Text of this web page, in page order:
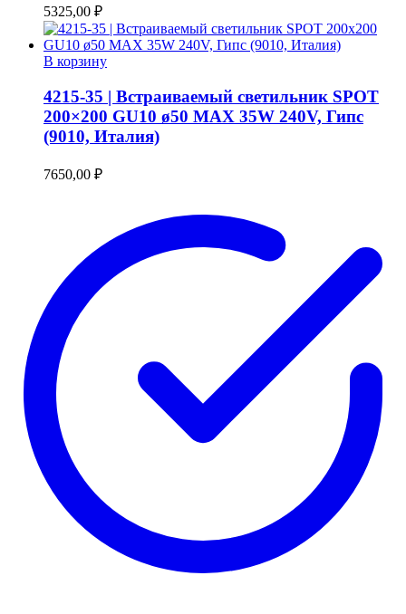
5325,00 ₽
В корзину
4215-35 | Встраиваемый светильник SPOT
200×200 GU10 ø50 MAX 35W 240V, Гипс
(9010, Италия)
7650,00 ₽